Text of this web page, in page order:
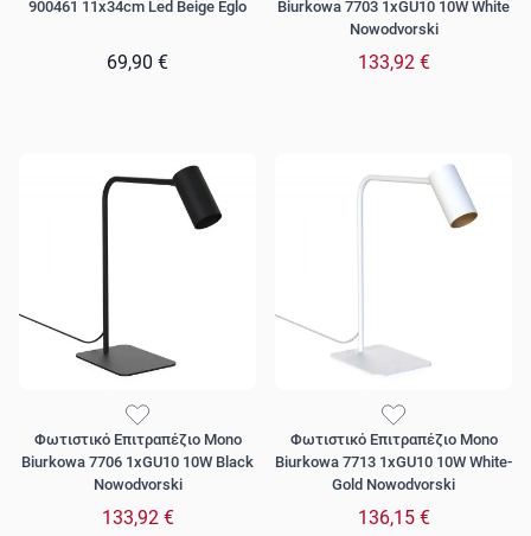
900461 11x34cm Led Beige Eglo
69,90 €
Biurkowa 7703 1xGU10 10W White
Nowodvorski
133,92 €
Φωτιστικό Επιτραπέζιο Mono
Biurkowa 7706 1xGU10 10W Black
Nowodvorski
133,92 €
Φωτιστικό Επιτραπέζιο Mono
Biurkowa 7713 1xGU10 10W White-
Gold Nowodvorski
136,15 €